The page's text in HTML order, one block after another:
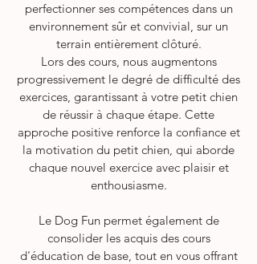
perfectionner ses compétences dans un
environnement sûr et convivial, sur un
terrain entièrement clôturé.
Lors des cours, nous augmentons
progressivement le degré de difficulté des
exercices, garantissant à votre petit chien
de réussir à chaque étape. Cette
approche positive renforce la confiance et
la motivation du petit chien, qui aborde
chaque nouvel exercice avec plaisir et
enthousiasme.
Le Dog Fun permet également de
consolider les acquis des cours
d'éducation de base, tout en vous offrant